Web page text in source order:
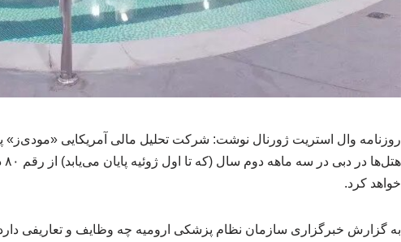
روزنامه وال استریت ژورنال نوشت: شرکت تحلیل مالی آمریکایی «مودی‌ز»
خواهد کرد.
به گزارش خبرگزاری سازمان نظام پزشکی ارومیه چه وظایف و تعاریفی